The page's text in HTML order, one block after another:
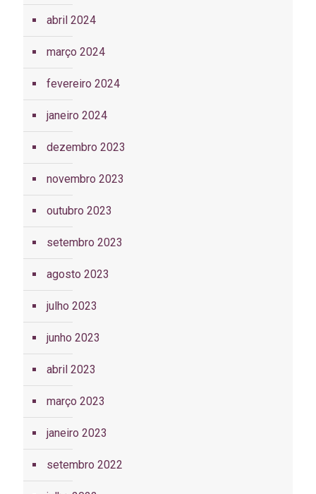
abril 2024
março 2024
fevereiro 2024
janeiro 2024
dezembro 2023
novembro 2023
outubro 2023
setembro 2023
agosto 2023
julho 2023
junho 2023
abril 2023
março 2023
janeiro 2023
setembro 2022